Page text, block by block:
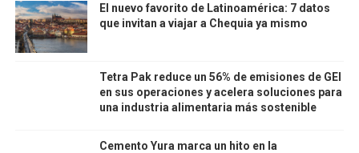
El nuevo favorito de Latinoamérica: 7 datos
que invitan a viajar a Chequia ya mismo
Tetra Pak reduce un 56% de emisiones de GEI
en sus operaciones y acelera soluciones para
una industria alimentaria más sostenible
Cemento Yura marca un hito en la